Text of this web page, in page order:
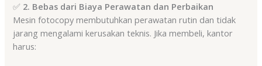
✅ 2. Bebas dari Biaya Perawatan dan Perbaikan
Mesin fotocopy membutuhkan perawatan rutin dan tidak
jarang mengalami kerusakan teknis. Jika membeli, kantor
harus: